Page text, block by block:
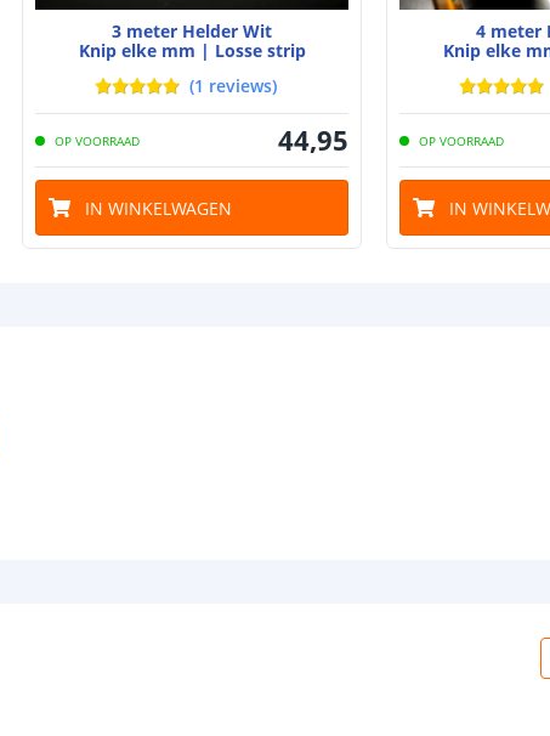
3 meter Helder Wit
Knip elke mm | Losse strip
(1 reviews)
OP VOORRAAD 44,95
IN WINKELWAGEN
4 meter
Knip elke
OP VOORRAAD
IN